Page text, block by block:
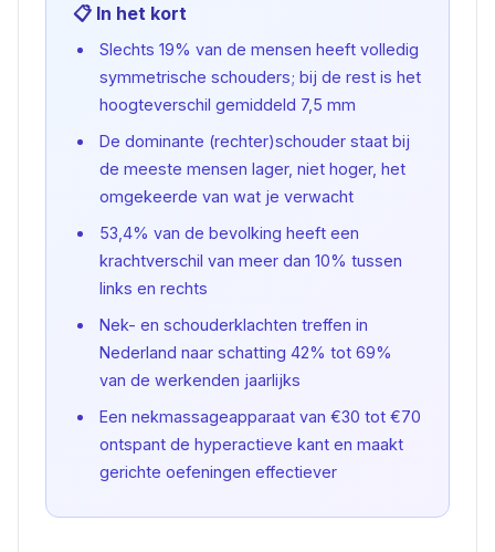
📋 In het kort
Slechts 19% van de mensen heeft volledig
symmetrische schouders; bij de rest is het
hoogteverschil gemiddeld 7,5 mm
De dominante (rechter)schouder staat bij
de meeste mensen lager, niet hoger, het
omgekeerde van wat je verwacht
53,4% van de bevolking heeft een
krachtverschil van meer dan 10% tussen
links en rechts
Nek- en schouderklachten treffen in
Nederland naar schatting 42% tot 69%
van de werkenden jaarlijks
Een nekmassageapparaat van €30 tot €70
ontspant de hyperactieve kant en maakt
gerichte oefeningen effectiever